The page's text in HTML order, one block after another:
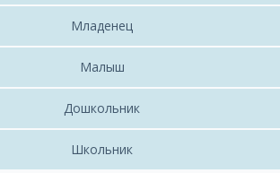
Младенец
Малыш
Дошкольник
Школьник